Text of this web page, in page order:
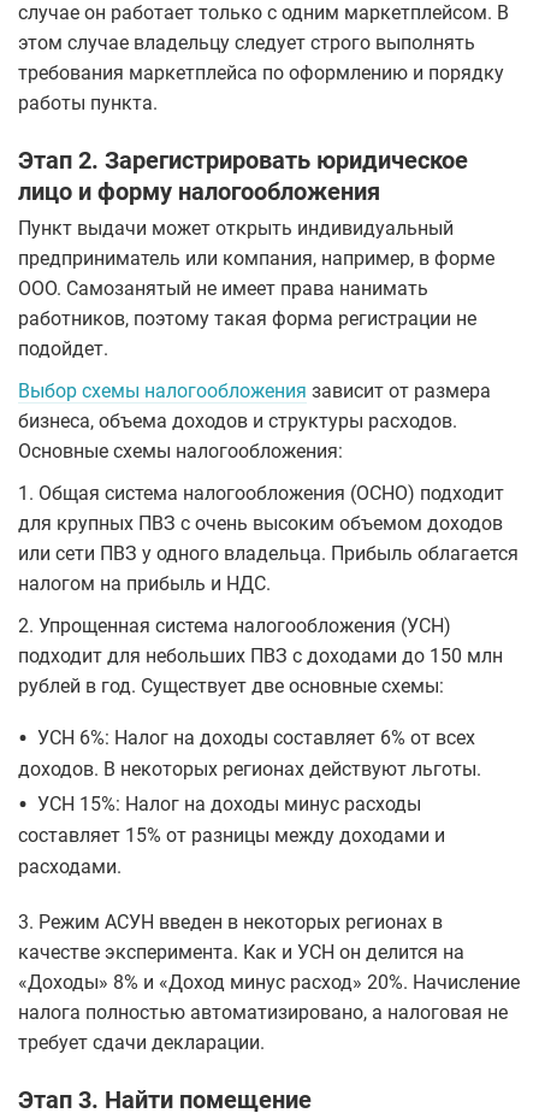
случае он работает только с одним маркетплейсом. В
этом случае владельцу следует строго выполнять
требования маркетплейса по оформлению и порядку
работы пункта.
Этап 2. Зарегистрировать юридическое
лицо и форму налогообложения
Пункт выдачи может открыть индивидуальный
предприниматель или компания, например, в форме
ООО. Самозанятый не имеет права нанимать
работников, поэтому такая форма регистрации не
подойдет.
Выбор схемы налогообложения зависит от размера
бизнеса, объема доходов и структуры расходов.
Основные схемы налогообложения:
1. Общая система налогообложения (ОСНО) подходит
для крупных ПВЗ с очень высоким объемом доходов
или сети ПВЗ у одного владельца. Прибыль облагается
налогом на прибыль и НДС.
2. Упрощенная система налогообложения (УСН)
подходит для небольших ПВЗ с доходами до 150 млн
рублей в год. Существует две основные схемы:
• УСН 6%: Налог на доходы составляет 6% от всех
доходов. В некоторых регионах действуют льготы.
• УСН 15%: Налог на доходы минус расходы
составляет 15% от разницы между доходами и
расходами.
3. Режим АСУН введен в некоторых регионах в
качестве эксперимента. Как и УСН он делится на
«Доходы» 8% и «Доход минус расход» 20%. Начисление
налога полностью автоматизировано, а налоговая не
требует сдачи декларации.
Этап 3. Найти помещение